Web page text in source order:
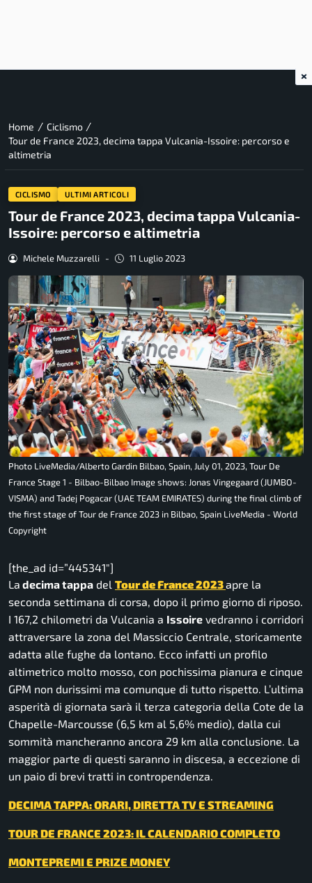
Home / Ciclismo /
Tour de France 2023, decima tappa Vulcania-Issoire: percorso e
altimetria
CICLISMO ULTIMI ARTICOLI
Tour de France 2023, decima tappa Vulcania-
Issoire: percorso e altimetria
Michele Muzzarelli - 11 Luglio 2023
Photo LiveMedia/Alberto Gardin Bilbao, Spain, July 01, 2023, Tour De
France Stage 1 - Bilbao-Bilbao Image shows: Jonas Vingegaard (JUMBO-
VISMA) and Tadej Pogacar (UAE TEAM EMIRATES) during the final climb of
the first stage of Tour de France 2023 in Bilbao, Spain LiveMedia - World
Copyright
[the_ad id=”445341″]
La decima tappa del Tour de France 2023apre la
seconda settimana di corsa, dopo il primo giorno di riposo.
I 167,2 chilometri da Vulcania a Issoire vedranno i corridori
attraversare la zona del Massiccio Centrale, storicamente
adatta alle fughe da lontano. Ecco infatti un profilo
altimetrico molto mosso, con pochissima pianura e cinque
GPM non durissimi ma comunque di tutto rispetto. L’ultima
asperità di giornata sarà il terza categoria della Cote de la
Chapelle-Marcousse (6,5 km al 5,6% medio), dalla cui
sommità mancheranno ancora 29 km alla conclusione. La
maggior parte di questi saranno in discesa, a eccezione di
un paio di brevi tratti in contropendenza.
DECIMA TAPPA: ORARI, DIRETTA TV E STREAMING
TOUR DE FRANCE 2023: IL CALENDARIO COMPLETO
MONTEPREMI E PRIZE MONEY
×